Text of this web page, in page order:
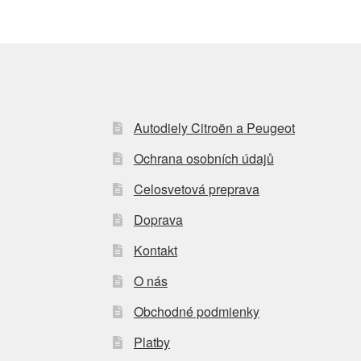
Autodiely Citroën a Peugeot
Ochrana osobních údajů
Celosvetová preprava
Doprava
Kontakt
O nás
Obchodné podmienky
Platby